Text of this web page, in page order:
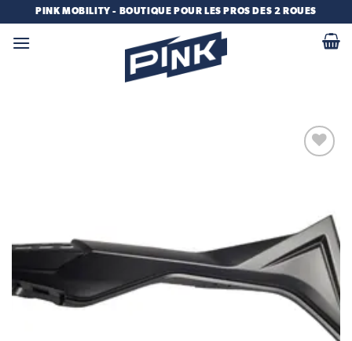
contenu
PINK MOBILITY - BOUTIQUE POUR LES PROS DES 2 ROUES